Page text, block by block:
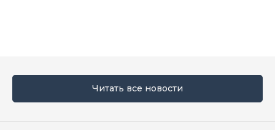
Читать все новости